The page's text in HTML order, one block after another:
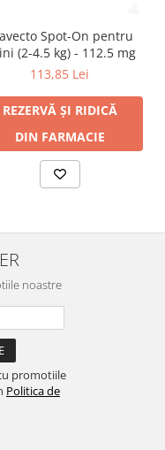
Spot-On pentru
(2-4.5 kg) - 112.5 mg
113,85 Lei
REZERVĂ ȘI RIDICĂ
DIN FARMACIE
noastre
promotiile
Politica de